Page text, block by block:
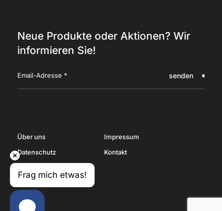
Neue Produkte oder Aktionen? Wir
informieren Sie!
senden
Über uns
Impressum
Datenschutz
Kontakt
Frag mich etwas!